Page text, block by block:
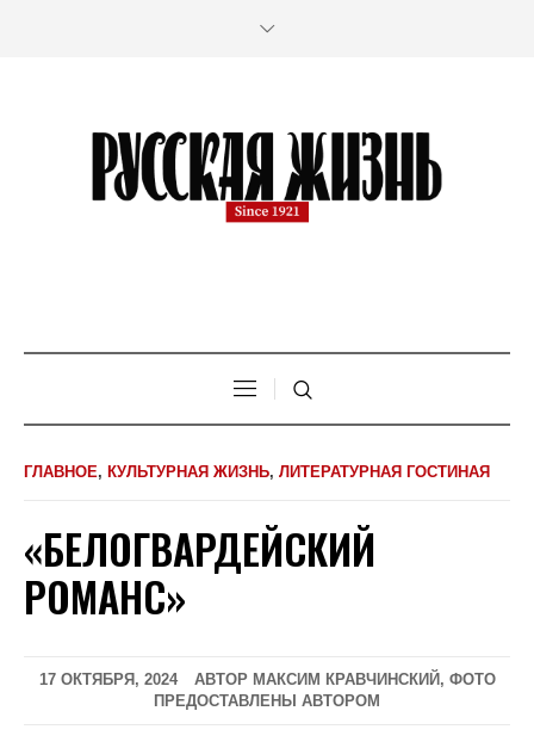
ГЛАВНОЕ, КУЛЬТУРНАЯ ЖИЗНЬ, ЛИТЕРАТУРНАЯ ГОСТИНАЯ
«БЕЛОГВАРДЕЙСКИЙ
РОМАНС»
17 ОКТЯБРЯ, 2024
АВТОР МАКСИМ КРАВЧИНСКИЙ, ФОТО
ПРЕДОСТАВЛЕНЫ АВТОРОМ